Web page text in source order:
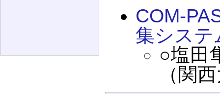
COM-
集システ
○塩田
（関